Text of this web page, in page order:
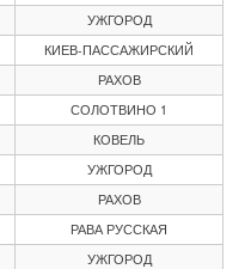
УЖГОРОД
КИЕВ-ПАССАЖИРСКИЙ
РАХОВ
СОЛОТВИНО 1
КОВЕЛЬ
УЖГОРОД
РАХОВ
РАВА РУССКАЯ
УЖГОРОД